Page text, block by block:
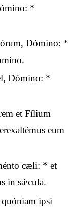
*
Dómino: *
Dómino: *
et Fílium
eum
cæli: * et
in sǽcula.
ipsi